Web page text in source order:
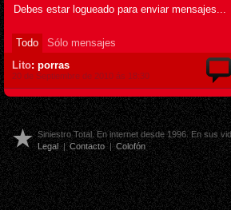
Debes estar logueado para enviar mensajes...
Todo
Sólo mensajes
Lito: porras
20 de Septiembre de 2010 ás 18:30
Siniestro Total. En internet desde 1996. En sus
Legal | Contacto | Colofón